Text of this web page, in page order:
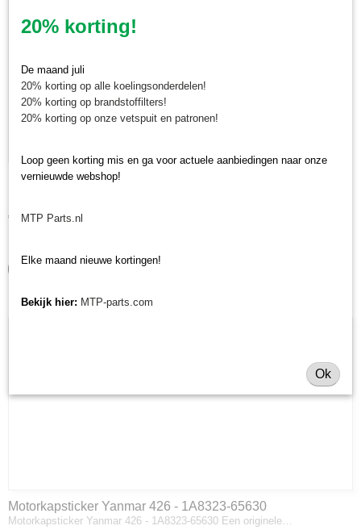
Krukaskeerring pulley zijde Yanmar YT / YM / EF / John
€ 24,74
Motorkapsticker Yanmar 426 - 1A8323-65630
Motorkapsticker Yanmar 426 - 1A8323-65630 Een originele…
20% korting!
De maand juli
20% korting op alle koelingsonderdelen!
20% korting op brandstoffilters!
20% korting op onze vetspuit en patronen!
Loop geen korting mis en ga voor actuele aanbiedingen naar onze
vernieuwde webshop!
MTP Parts.nl
Elke maand nieuwe kortingen!
Bekijk hier: MTP-parts.com
Ok